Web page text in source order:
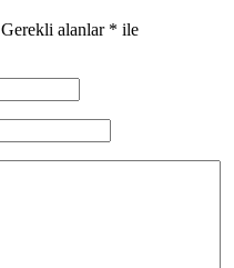
Gerekli alanlar * ile